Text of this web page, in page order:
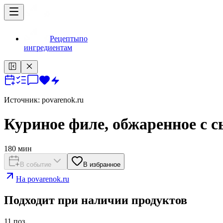
Рецептыпо
ингредиентам
Источник: povarenok.ru
Куриное филе, обжаренное с
180 мин
В событие В избранное
На povarenok.ru
Подходит при наличии продуктов
11 поз.